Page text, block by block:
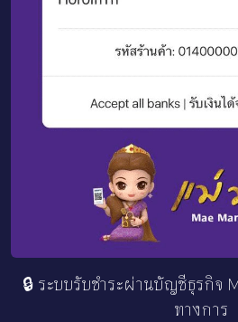
🔒 ระบบรับชำระผ่านบัญชีธุรกิจ
ทางการ